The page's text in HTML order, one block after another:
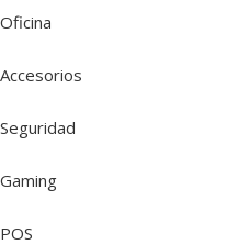
Oficina
Accesorios
Seguridad
Gaming
POS